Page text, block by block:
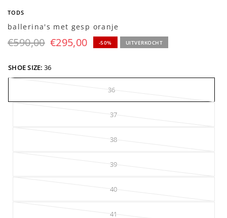
TODS
ballerina's met gesp oranje
€590,00 €295,00 -50% UITVERKOCHT
SHOE SIZE: 36
36
37
38
39
40
41